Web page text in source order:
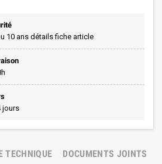
10 ans détails fiche article
jours
TECHNIQUE DOCUMENTS JOINTS